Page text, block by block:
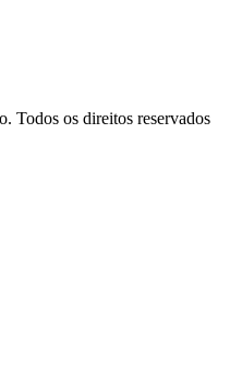
Todos os direitos reservados